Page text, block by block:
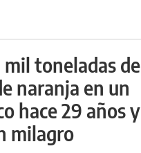
mil toneladas de
naranja en un
hace 29 años y
milagro